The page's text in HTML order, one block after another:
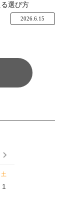
選び方
2026.6.15
土
1